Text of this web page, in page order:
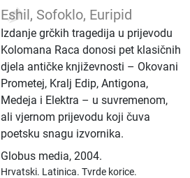
Eshil, Sofoklo, Euripid
Izdanje grčkih tragedija u prijevodu
Kolomana Raca donosi pet klasičnih
djela antičke književnosti – Okovani
Prometej, Kralj Edip, Antigona,
Medeja i Elektra – u suvremenom,
ali vjernom prijevodu koji čuva
poetsku snagu izvornika.
Globus media,2004.
Hrvatski. Latinica.Tvrde korice.